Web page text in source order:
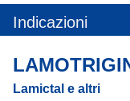
Indicazioni
Lamictal e altri